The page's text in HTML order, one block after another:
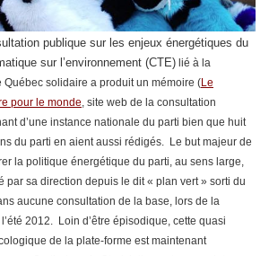
publique sur les enjeux énergétiques du
sur l’environnement (CTE) lié à la
solidaire a produit un mémoire (Le
pour le monde, site web de la consultation
d’une instance nationale du parti bien que huit
du parti en aient aussi rédigés. Le but majeur de
la politique énergétique du parti, au sens large,
par sa direction depuis le dit « plan vert » sorti du
aucune consultation de la base, lors de la
2012. Loin d’être épisodique, cette quasi
de la plate-forme est maintenant